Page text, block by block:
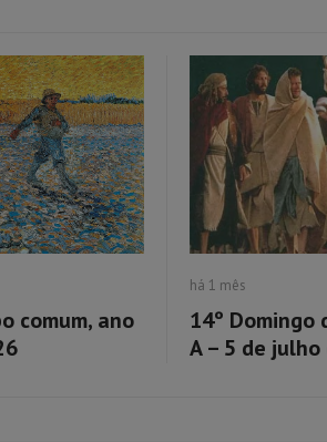
comum, ano
há 1 mês
14º Domingo
A – 5 de